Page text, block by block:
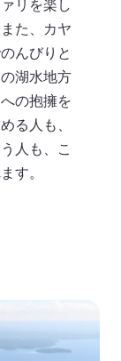
リを楽し
た、カヤ
んびりと
湖水地方
の抱擁を
る人も、
人も、こ
す。